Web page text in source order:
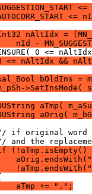
<=
nAltIdx =
nId -
<= nAltIdx &&
bOldIns =
>SetInsMode(
aTmp(
aOrig(
(!aTmp.isEmpty()
aTmp += ".";